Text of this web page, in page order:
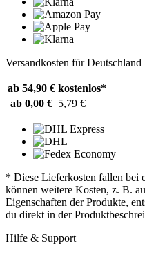
Versandkosten für Deutschland
ab 54,90 € kostenlos*
ab 0,00 € 5,79 €
* Diese Lieferkosten fallen bei
können weitere Kosten, z. B.
Eigenschaften der Produkte,
du direkt in der
Hilfe & Support